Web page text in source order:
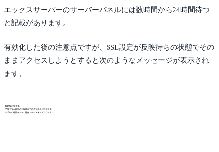
エックスサーバーのサーバーパネルには数時間から24時間待つ
と記載があります。
有効化した後の注意点ですが、SSL設定が反映待ちの状態でその
ままアクセスしようとすると次のようなメッセージが表示され
ます。